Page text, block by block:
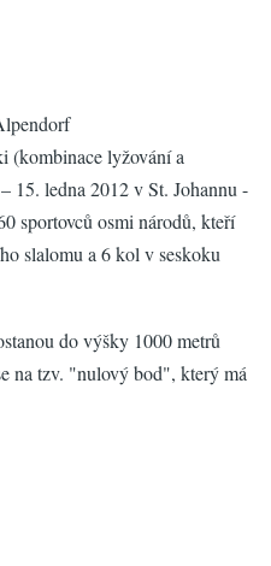
(kombinace lyžování a
15. ledna 2012 v St. Johannu -
sportovců osmi národů, kteří
slalomu a 6 kol v seskoku
do výšky 1000 metrů
na tzv. "nulový bod", který má